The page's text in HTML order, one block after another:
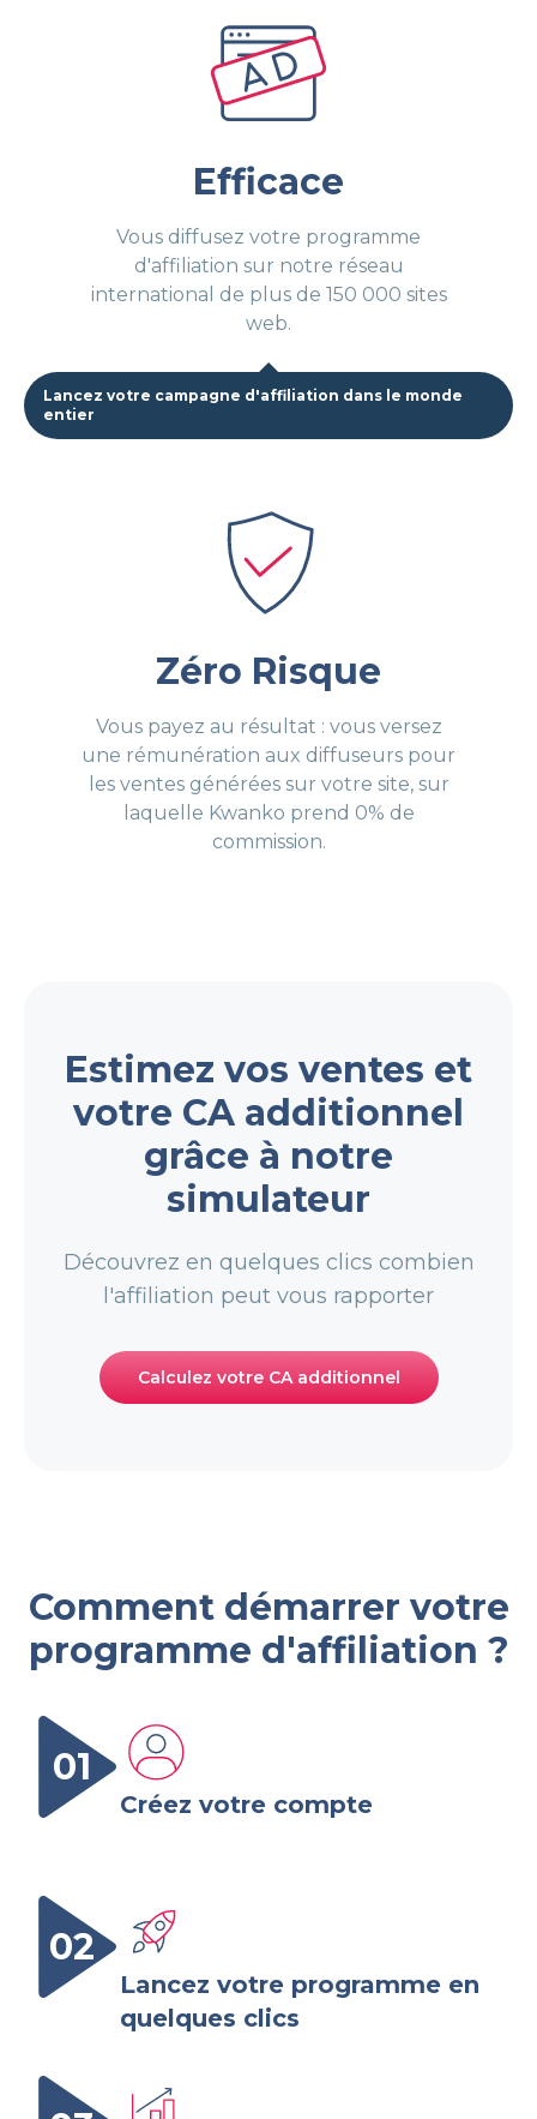
Efficace
Vous diffusez votre programme
d'affiliation sur notre réseau
international de plus de 150 000 sites
web.
Lancez votre campagne d'affiliation dans le monde
entier
Zéro Risque
Vous payez au résultat : vous versez
une rémunération aux diffuseurs pour
les ventes générées sur votre site, sur
laquelle Kwanko prend 0% de
commission.
Estimez vos ventes et
votre CA additionnel
grâce à notre
simulateur
Découvrez en quelques clics combien
l'affiliation peut vous rapporter
Calculez votre CA additionnel
Comment démarrer votre
programme d'affiliation ?
01
Créez votre compte
02
Lancez votre programme en
quelques clics